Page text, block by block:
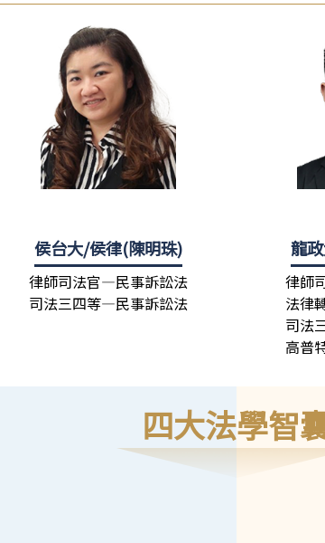
侯台大/侯律(陳明珠)
律師司法官—民事訴訟法
司法三四等—民事訴訟法
龍
律師
法律
司法
高普
四大法學智